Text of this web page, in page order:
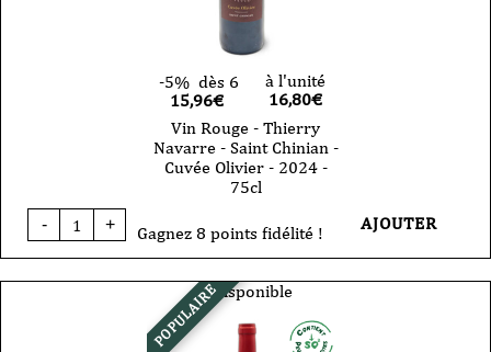
-5% dès 6
15,96€
à l'unité
16,80€
Vin Rouge - Thierry
Navarre - Saint Chinian -
Cuvée Olivier - 2024 -
75cl
-
quantité
de
-
+ Gagnez 8 points fidélité ! AJOUTER
POPULAIREIndisponible